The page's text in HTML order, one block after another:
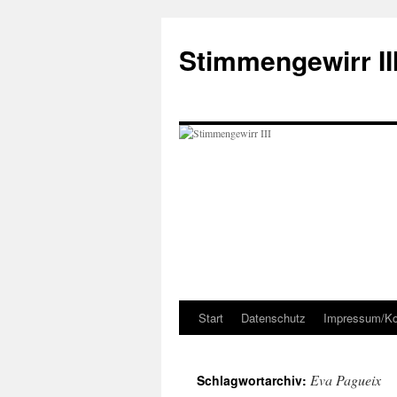
springen
Stimmengewirr
Start Datenschutz Impressum/
Schlagwortarchiv: Eva Pagueix